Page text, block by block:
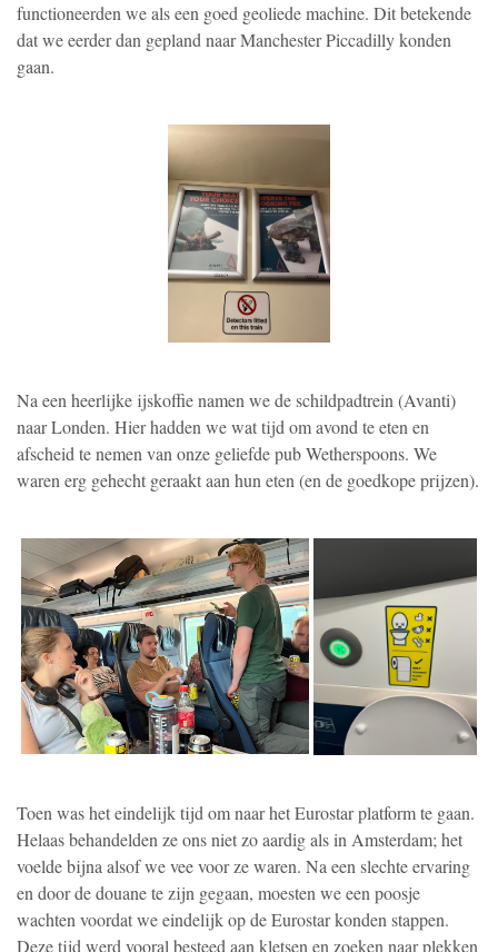
functioneerden we als een goed geoliede machine. Dit betekende
dat we eerder dan gepland naar Manchester Piccadilly konden
gaan.
Na een heerlijke ijskoffie namen we de schildpadtrein (Avanti)
naar Londen. Hier hadden we wat tijd om avond te eten en
afscheid te nemen van onze geliefde pub Wetherspoons. We
waren erg gehecht geraakt aan hun eten (en de goedkope prijzen).
Toen was het eindelijk tijd om naar het Eurostar platform te gaan.
Helaas behandelden ze ons niet zo aardig als in Amsterdam; het
voelde bijna alsof we vee voor ze waren. Na een slechte ervaring
en door de douane te zijn gegaan, moesten we een poosje
wachten voordat we eindelijk op de Eurostar konden stappen.
Deze tijd werd vooral besteed aan kletsen en zoeken naar plekken